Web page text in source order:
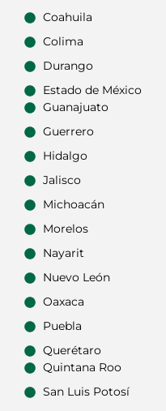
Coahuila
Colima
Durango
Estado de México
Guanajuato
Guerrero
Hidalgo
Jalisco
Michoacán
Morelos
Nayarit
Nuevo León
Oaxaca
Puebla
Querétaro
Quintana Roo
San Luis Potosí